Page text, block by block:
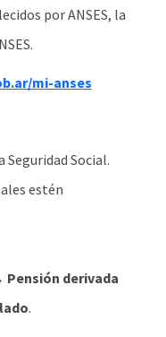
por ANSES, la
mi-anses
Seguridad Social.
estén
derivada
.